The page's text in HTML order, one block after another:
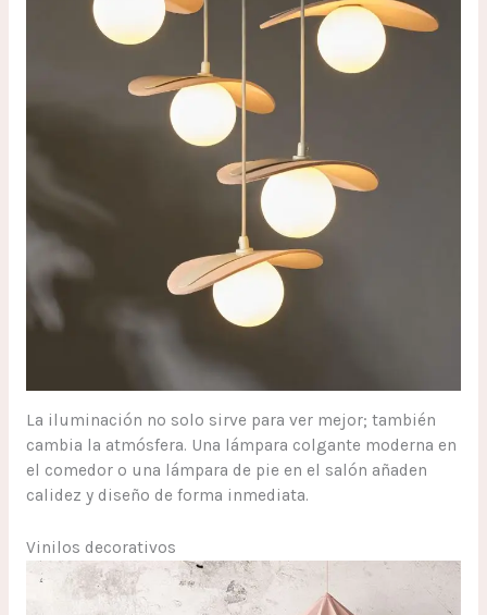
La iluminación no solo sirve para ver mejor; también
cambia la atmósfera. Una lámpara colgante moderna en
el comedor o una lámpara de pie en el salón añaden
calidez y diseño de forma inmediata.
Vinilos decorativos